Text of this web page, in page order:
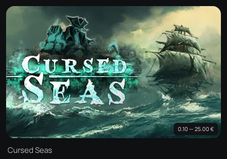
0.10 — 25.00 €
Cursed Seas